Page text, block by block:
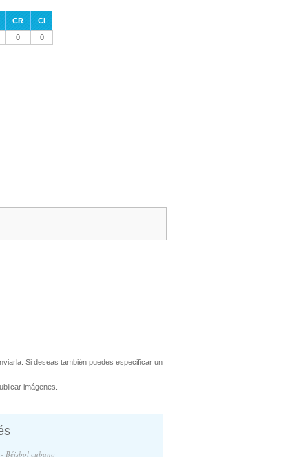
CR
CI
0 0
Si deseas también puedes especificar un
imágenes.
- Béisbol cubano